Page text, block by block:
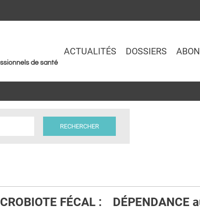
de santé
ACTUALITÉS DOSSIERS
FÉCAL :
DÉPENDANCE